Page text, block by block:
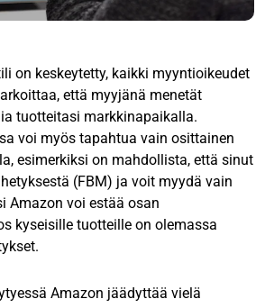
on keskeytetty, kaikki myyntioikeudet
että myyjänä menetät
tuotteitasi markkinapaikalla.
voi myös tapahtua vain osittainen
esimerkiksi on mahdollista, että sinut
(FBM) ja voit myydä vain
Amazon voi estää osan
kyseisille tuotteille on olemassa
Amazon jäädyttää vielä